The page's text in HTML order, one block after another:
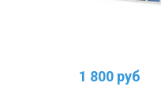
1 800 руб